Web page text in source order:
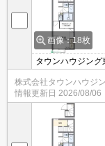
画像：18枚
タウンハウジング
などお気軽にお問
株式会社タウンハウジ
情報更新日 2026/08/06